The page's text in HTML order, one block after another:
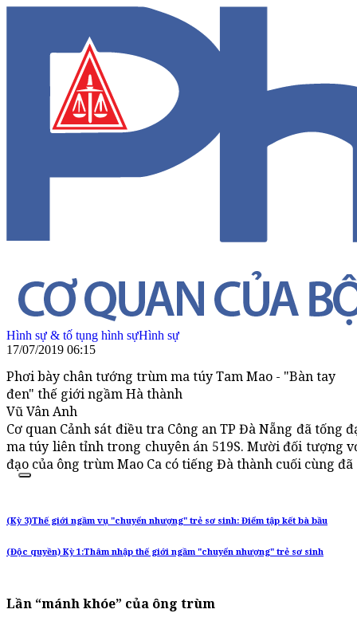
Hình sự & tố tụng hình sựHình sự
17/07/2019 06:15
Phơi bày chân tướng trùm ma túy Tam Mao - "Bàn tay
đen" thế giới ngầm Hà thành
Vũ Vân Anh
Cơ quan Cảnh sát điều tra Công an TP Đà Nẵng đã
ma túy liên tỉnh trong chuyên án 519S. Mười đối tượng
đạo của ông trùm Mao Ca có tiếng Đà thành cuối cùng đã
(Kỳ 3)Thế giới ngầm vụ "chuyển nhượng" trẻ sơ sinh: Điểm tập kết bà bầu
(Độc quyền) Kỳ 1:Thâm nhập thế giới ngầm "chuyển nhượng" trẻ sơ sinh
Lần “mánh khóe” của ông trùm